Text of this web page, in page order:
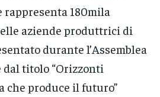
rappresenta 180mila
aziende produttrici di
durante l’Assemblea
titolo “Orizzonti
che produce il futuro”